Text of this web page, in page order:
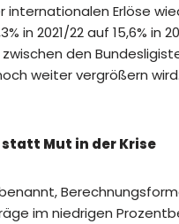
internationalen Erlöse
in 2021/22 auf 15,6% in
den
weiter vergrößern wird.
Mut in der Krise
im niedrigen